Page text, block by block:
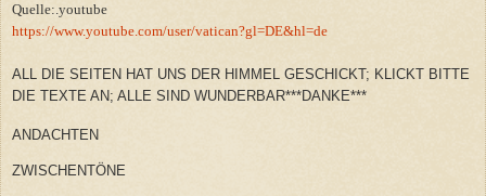
Quelle:.youtube
https://www.youtube.com/user/vatican?gl=DE&hl=de
ALL DIE SEITEN HAT UNS DER HIMMEL GESCHICKT; KLICKT BITTE
DIE TEXTE AN; ALLE SIND WUNDERBAR***DANKE***
ANDACHTEN
ZWISCHENTÖNE